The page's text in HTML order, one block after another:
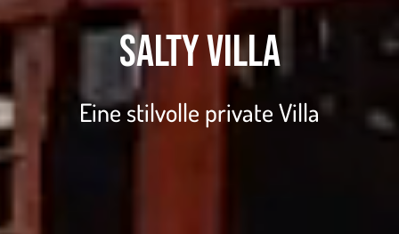
Salty Villa
Eine stilvolle private Villa